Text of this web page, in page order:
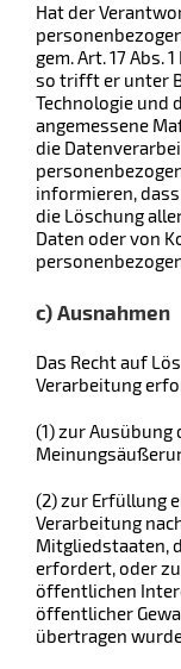
Hat der
gem. Art. 17 Abs.
so trifft er unter
Technologie und
angemessene
die
informieren,
die Löschung
Daten oder von
c) Ausnahmen
Das Recht auf
Verarbeitung
(1) zur Ausübung
(2) zur Erfüllung
Verarbeitung
Mitgliedstaaten,
erfordert, oder
öffentlichen
öffentlicher
übertragen